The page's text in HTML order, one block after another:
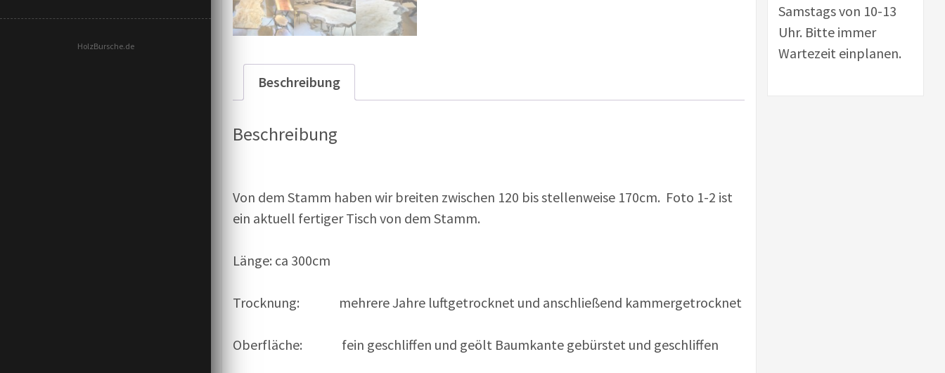
HolzBursche.de
Beschreibung
Beschreibung
Von dem Stamm haben wir breiten zwischen 120 bis stellenweise 170cm. Foto 1-2 ist
ein aktuell fertiger Tisch von dem Stamm.
Länge: ca 300cm
Trocknung: mehrere Jahre luftgetrocknet und anschließend kammergetrocknet
Oberfläche: fein geschliffen und geölt Baumkante gebürstet und geschliffen
Samstags von 10-13
Uhr. Bitte immer
Wartezeit einplanen.